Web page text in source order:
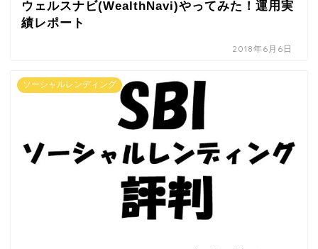
ウェルスナビ(WealthNavi)やってみた！運用実
績レポート
2018年6月6日
ソーシャルレンディング